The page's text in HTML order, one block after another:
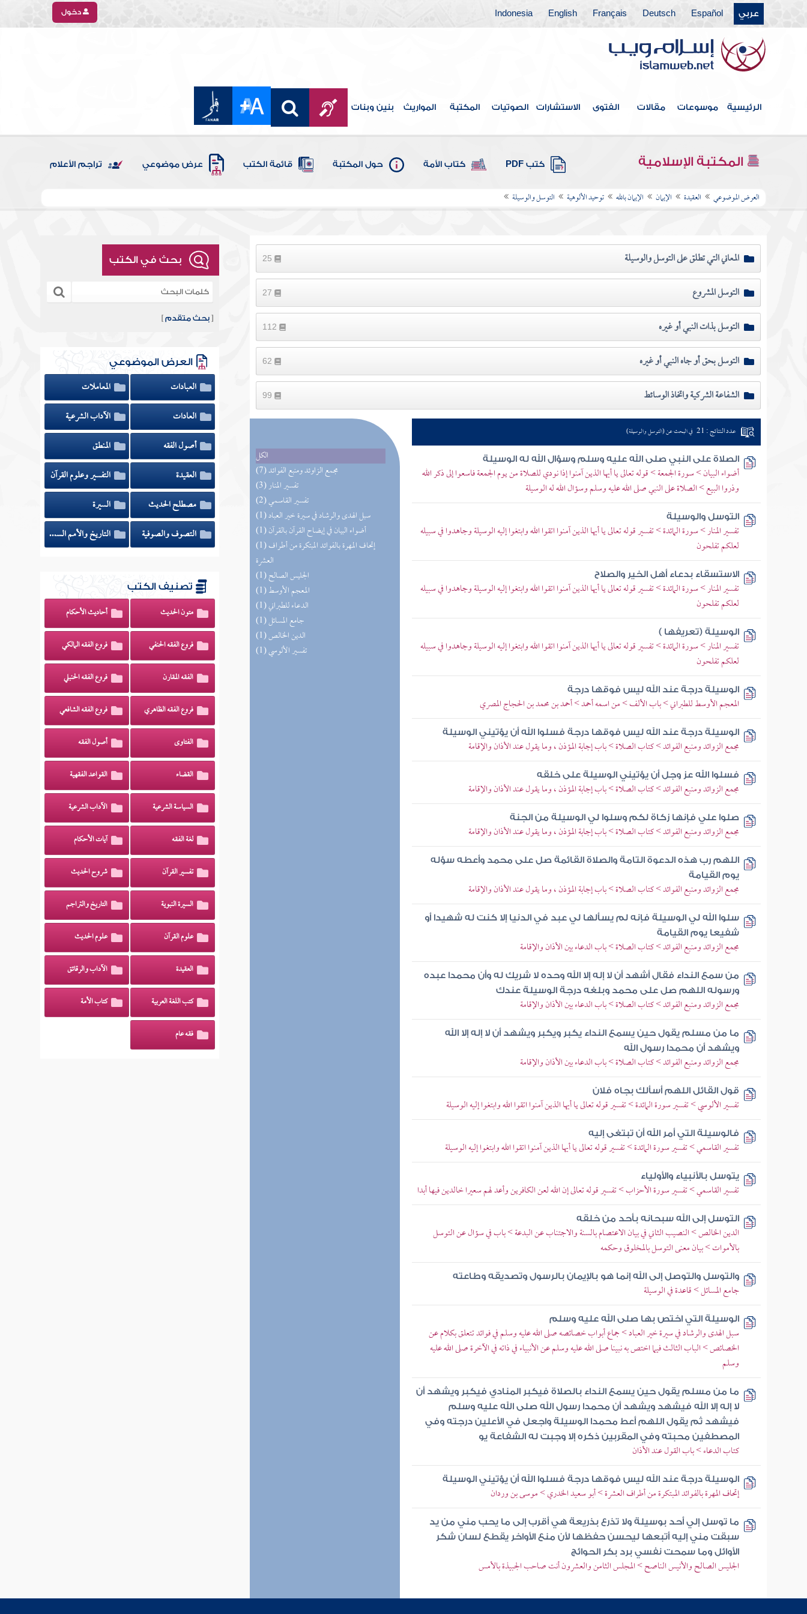
عربي Español
Deutsch
Français
English
Indonesia دخول
الرئيسية موسوعات مقالات الفتوى الاستشارات الصوتيات المكتبة المواريث بنين وبنات
المكتبة الإسلامية كتب PDF كتاب الأمة حول المكتبة قائمة الكتب عرض موضوعي تراجم الأعلام
العرض الموضوعي العقيدة الإيمان الإيمان بالله توحيد الألوهية التوسل والوسيلة
المعاني التي تطلق على التوسل والوسيلة
التوسل المشروع
التوسل بذات النبي أو غيره
التوسل بحق أو جاه النبي أو غيره
الشفاعة الشركية واتخاذ الوسائط
الكل
(7) مجمع الزاوئد ومنبع الفوائد
(3) تفسير المنار
(2) تفسير القاسمي
(1) سبل الهدى والرشاد في سيرة خير العباد
(1) أضواء البيان في إيضاح القرآن بالقرآن
(1) إتحاف المهرة بالفوائد المبتكرة من أطراف
العشرة
(1) الجليس الصالح
(1) المعجم الأوسط
(1) الدعاء للطبراني
(1) جامع المسائل
(1) الدين الخالص
(1) تفسير الألوسي
عدد النتائج : 21 في البحث عن (التوسل والوسيلة)
الصلاة على النبي صلى الله عليه وسلم وسؤال الله له الوسيلة
أضواء البيان > سورة الجمعة > قوله تعالى يا أيها الذين آمنوا إذا نودي للصلاة من يوم الجمعة فاسعوا إلى ذكر الله
وذروا البيع > الصلاة على النبي صلى الله عليه وسلم وسؤال الله له الوسيلة
التوسل والوسيلة
تفسير المنار > سورة المائدة > تفسير قوله تعالى يا أيها الذين آمنوا اتقوا الله وابتغوا إليه الوسيلة وجاهدوا في سبيله
لعلكم تفلحون
الاستسقاء بدعاء أهل الخير والصلاح
تفسير المنار > سورة المائدة > تفسير قوله تعالى يا أيها الذين آمنوا اتقوا الله وابتغوا إليه الوسيلة وجاهدوا في سبيله
لعلكم تفلحون
الوسيلة (تعريفها )
تفسير المنار > سورة المائدة > تفسير قوله تعالى يا أيها الذين آمنوا اتقوا الله وابتغوا إليه الوسيلة وجاهدوا في سبيله
لعلكم تفلحون
الوسيلة درجة عند الله ليس فوقها درجة
المعجم الأوسط للطبراني > باب الألف > من اسمه أحمد > أحمد بن محمد بن الحجاج المصري
الوسيلة درجة عند الله ليس فوقها درجة فسلوا الله أن يؤتيني الوسيلة
مجمع الزوائد ومنبع الفوائد > كتاب الصلاة > باب إجابة المؤذن ، وما يقول عند الأذان والإقامة
فسلوا الله عز وجل أن يؤتيني الوسيلة على خلقه
مجمع الزوائد ومنبع الفوائد > كتاب الصلاة > باب إجابة المؤذن ، وما يقول عند الأذان والإقامة
صلوا علي فإنها زكاة لكم وسلوا لي الوسيلة من الجنة
مجمع الزوائد ومنبع الفوائد > كتاب الصلاة > باب إجابة المؤذن ، وما يقول عند الأذان والإقامة
اللهم رب هذه الدعوة التامة والصلاة القائمة صل على محمد وأعطه سؤله
يوم القيامة
مجمع الزوائد ومنبع الفوائد > كتاب الصلاة > باب إجابة المؤذن ، وما يقول عند الأذان والإقامة
سلوا الله لي الوسيلة فإنه لم يسألها لي عبد في الدنيا إلا كنت له شهيدا أو
شفيعا يوم القيامة
مجمع الزوائد ومنبع الفوائد > كتاب الصلاة > باب الدعاء بين الأذان والإقامة
من سمع النداء فقال أشهد أن لا إله إلا الله وحده لا شريك له وأن محمدا عبده
ورسوله اللهم صل على محمد وبلغه درجة الوسيلة عندك
مجمع الزوائد ومنبع الفوائد > كتاب الصلاة > باب الدعاء بين الأذان والإقامة
ما من مسلم يقول حين يسمع النداء يكبر ويكبر ويشهد أن لا إله إلا الله
ويشهد أن محمدا رسول الله
مجمع الزوائد ومنبع الفوائد > كتاب الصلاة > باب الدعاء بين الأذان والإقامة
قول القائل اللهم أسألك بجاه فلان
تفسير الألوسي > تفسير سورة المائدة > تفسير قوله تعالى يا أيها الذين آمنوا اتقوا الله وابتغوا إليه الوسيلة
فالوسيلة التي أمر الله أن تبتغى إليه
تفسير القاسمي > تفسير سورة المائدة > تفسير قوله تعالى يا أيها الذين آمنوا اتقوا الله وابتغوا إليه الوسيلة
يتوسل بالأنبياء والأولياء
تفسير القاسمي > تفسير سورة الأحزاب > تفسير قوله تعالى إن الله لعن الكافرين وأعد لهم سعيرا خالدين فيها أبدا
التوسل إلى الله سبحانه بأحد من خلقه
الدين الخالص > النصيب الثاني في بيان الاعتصام بالسنة والاجتناب عن البدعة > باب في سؤال عن التوسل
بالأموات > بيان معنى التوسل بالمخلوق وحكمه
والتوسل والتوصل إلى الله إنما هو بالإيمان بالرسول وتصديقه وطاعته
جامع المسائل > قاعدة في الوسيلة
الوسيلة التي اختص بها صلى الله عليه وسلم
سبل الهدى والرشاد في سيرة خير العباد > جماع أبواب خصائصه صلى الله عليه وسلم في فوائد تتعلق بكلام عن
الخصائص > الباب الثالث فيما اختص به نبينا صلى الله عليه وسلم عن الأنبياء في ذاته في الآخرة صلى الله عليه
وسلم
ما من مسلم يقول حين يسمع النداء بالصلاة فيكبر المنادي فيكبر ويشهد أن
لا إله إلا الله فيشهد ويشهد أن محمدا رسول الله صلى الله عليه وسلم
فيشهد ثم يقول اللهم أعط محمدا الوسيلة واجعل في الأعلين درجته وفي
المصطفين محبته وفي المقربين ذكره إلا وجبت له الشفاعة يو
كتاب الدعاء > باب القول عند الأذان
الوسيلة درجة عند الله ليس فوقها درجة فسلوا الله أن يؤتيني الوسيلة
إتحاف المهرة بالفوائد المبتكرة من أطراف العشرة > أبو سعيد الخدري > موسى بن وردان
ما توسل إلي أحد بوسيلة ولا تذرع بذريعة هي أقرب إلى ما يحب مني من يد
سبقت مني إليه أتبعها ليحسن حفظها لأن منع الأواخر يقطع لسان شكر
الأوائل وما سمحت نفسي برد بكر الحوائج
الجليس الصالح والأنيس الناصح > المجلس الثامن والعشرون أنت صاحب الجبيذة بالأمس
بحث في الكتب
[بحث متقدم ]
العرض الموضوعي
العبادات
المعاملات
العادات
الآداب الشرعية
أصول الفقه
المنطق
العقيدة
التفسير وعلوم القرآن
مصطلح الحديث
السيرة
التصوف والصوفية
التاريخ والأمم السابقة
تصنيف الكتب
متون الحديث أحاديث الأحكام
فروع الفقه الحنفي فروع الفقه المالكي
الفقه المقارن فروع الفقه الحنبلي
فروع الفقه الظاهري فروع الفقه الشافعي
الفتاوى أصول الفقه
القضاء القواعد الفقهية
السياسة الشرعية الآداب الشرعية
لغة الفقه آيات الأحكام
تفسير القرآن شروح الحديث
السيرة النبوية التاريخ والتراجم
علوم القرآن علوم الحديث
العقيدة الآداب والرقائق
كتب اللغة العربية كتاب الأمة
فقه عام